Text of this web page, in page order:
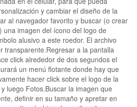
y cambiar el diseño de la
al navegador favorito y buscar (o crear
una imagen del ícono del logo de
alusivo a este roedor. El archivo
transparente.Regresar a la pantalla
click alrededor de dos segundos el
un menú flotante donde hay que
hacer click sobre el logo de la
luego Fotos.Buscar la imagen que
definir en su tamaño y apretar en